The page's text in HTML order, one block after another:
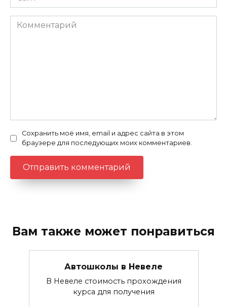
Комментарий
Сохранить моё имя, email и адрес сайта в этом
браузере для последующих моих комментариев.
Вам также может понравиться
Автошколы в Невеле
В Невеле стоимость прохождения
курса для получения